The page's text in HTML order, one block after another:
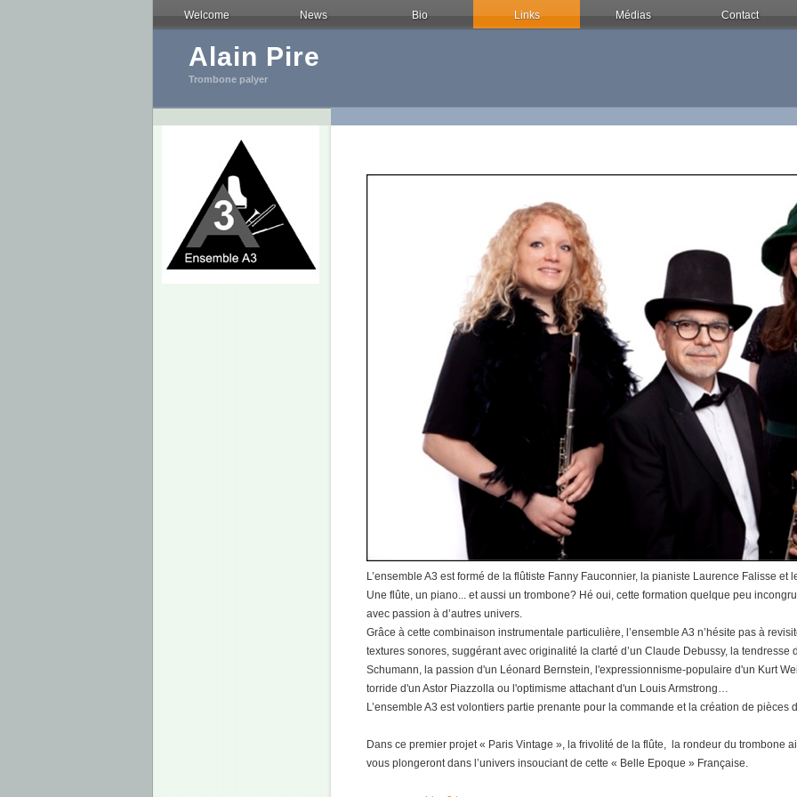
Welcome News Bio Links Médias Contact
Alain Pire
Trombone palyer
L’ensemble A3 est formé de la flûtiste Fanny Fauconnier, la pianiste Laurence Falisse et
Une flûte, un piano... et aussi un trombone? Hé oui, cette formation quelque peu
avec passion à d’autres univers.
Grâce à cette combinaison instrumentale particulière, l’ensemble A3 n’hésite pas à
textures sonores, suggérant avec originalité la clarté d’un Claude Debussy, la tendresse
Schumann, la passion d'un Léonard Bernstein, l'expressionnisme-populaire d'un Kurt
torride d'un Astor Piazzolla ou l'optimisme attachant d'un Louis Armstrong…
L’ensemble A3 est volontiers partie prenante pour la commande et la création de pièces
Dans ce premier projet « Paris Vintage », la frivolité de la flûte, la rondeur du trombone
vous plongeront dans l’univers insouciant de cette « Belle Epoque » Française.